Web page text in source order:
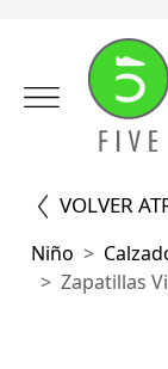
VOLVER
Niño
Zapatillas